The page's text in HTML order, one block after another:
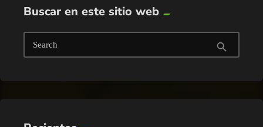
Buscar en este sitio web
Search search